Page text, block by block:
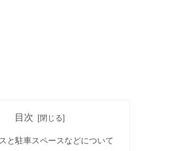
目次
と駐車スペースなどについて